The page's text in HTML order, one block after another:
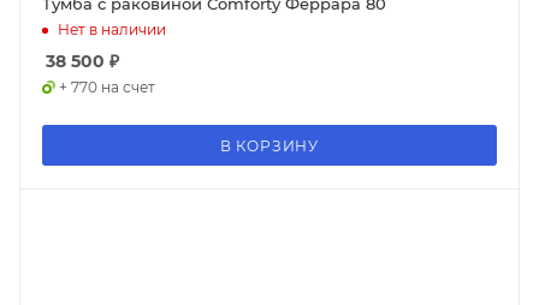
Нет в наличии
38 500 ₽
+ 770 на счет
В КОРЗИНУ